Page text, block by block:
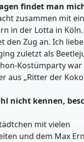
findet man
zusammen mit
in der Lotta in
den Zug an. Ich
zuletzt als
Kostümparty war
aus „Ritter der
nicht kennen,
mit vielen
und dem Max